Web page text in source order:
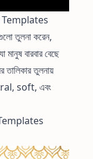
Templates
তুলনা করেন,
বারবার বেছে
তালিকার তুলনায়
soft, এবং